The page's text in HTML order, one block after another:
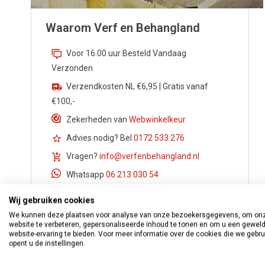
Waarom Verf en Behangland
Voor 16.00 uur Besteld Vandaag
Verzonden
Verzendkosten NL €6,95 | Gratis vanaf
€100,-
Zekerheden van Webwinkelkeur
Advies nodig? Bel 0172 533 276
Vragen? info@verfenbehangland.nl
Whatsapp 06 213 030 54
Wij gebruiken cookies
We kunnen deze plaatsen voor analyse van onze bezoekersgegevens, om
website te verbeteren, gepersonaliseerde inhoud te tonen en om u een
website-ervaring te bieden. Voor meer informatie over de cookies die we
opent u de instellingen.